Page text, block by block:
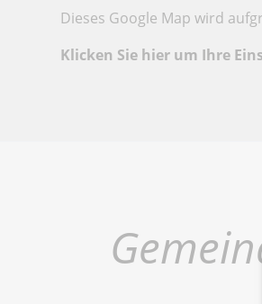
Dieses Google Map wird
Klicken Sie hier um Ihre